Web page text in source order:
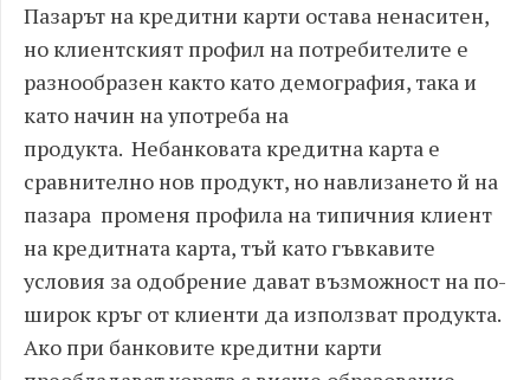
Пазарът на кредитни карти остава ненаситен,
но клиентският профил на потребителите е
разнообразен както като демография, така и
като начин на употреба на
продукта. Небанковата кредитна карта е
сравнително нов продукт, но навлизането й на
пазара променя профила на типичния клиент
на кредитната карта, тъй като гъвкавите
условия за одобрение дават възможност на по-
широк кръг от клиенти да използват продукта.
Ако при банковите кредитни карти